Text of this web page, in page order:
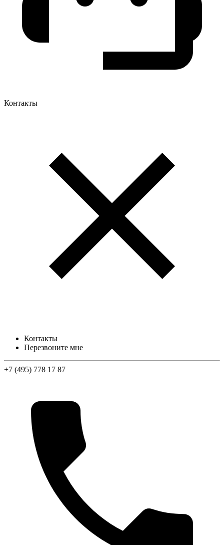
Контакты
Контакты
Перезвоните мне
+7 (495) 778 17 87